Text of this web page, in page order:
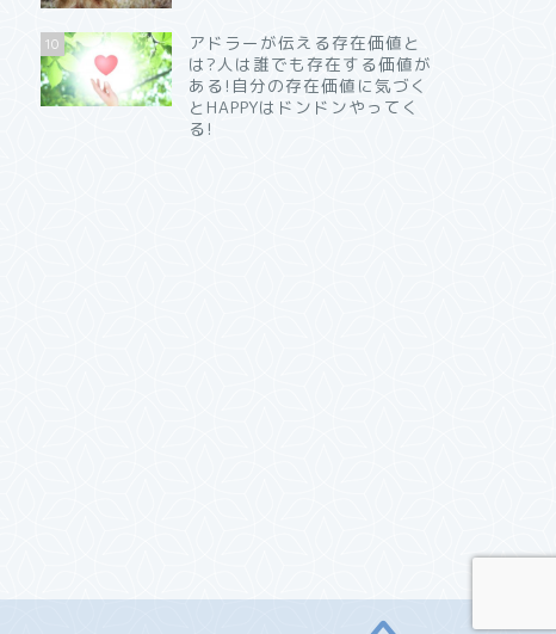
10
アドラーが伝える存在価値と
は?人は誰でも存在する価値が
ある!自分の存在価値に気づく
とHAPPYはドンドンやってく
る!